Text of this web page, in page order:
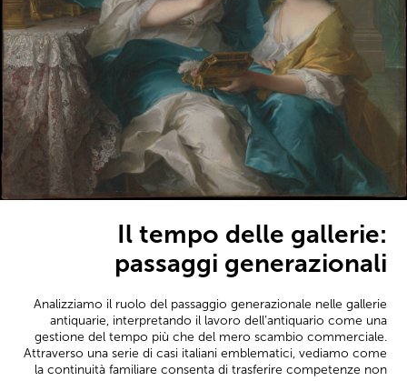
Il tempo delle gallerie:
passaggi generazionali
Analizziamo il ruolo del passaggio generazionale nelle gallerie
antiquarie, interpretando il lavoro dell’antiquario come una
gestione del tempo più che del mero scambio commerciale.
Attraverso una serie di casi italiani emblematici, vediamo come
la continuità familiare consenta di trasferire competenze non